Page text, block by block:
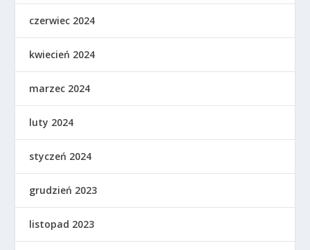
czerwiec 2024
kwiecień 2024
marzec 2024
luty 2024
styczeń 2024
grudzień 2023
listopad 2023